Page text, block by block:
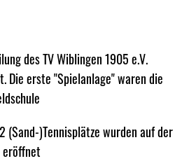
des TV Wiblingen 1905 e.V.
Die erste "Spielanlage" waren die
(Sand-)Tennisplätze wurden auf der
eröffnet